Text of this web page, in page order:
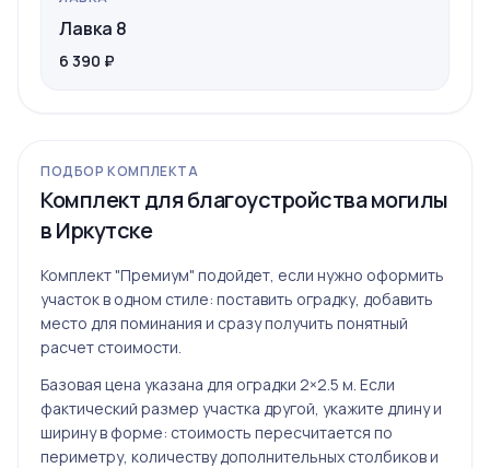
Лавка 8
6 390 ₽
ПОДБОР КОМПЛЕКТА
Комплект для благоустройства могилы
в Иркутске
Комплект "Премиум" подойдет, если нужно оформить
участок в одном стиле: поставить оградку, добавить
место для поминания и сразу получить понятный
расчет стоимости.
Базовая цена указана для оградки 2×2.5 м. Если
фактический размер участка другой, укажите длину и
ширину в форме: стоимость пересчитается по
периметру, количеству дополнительных столбиков и